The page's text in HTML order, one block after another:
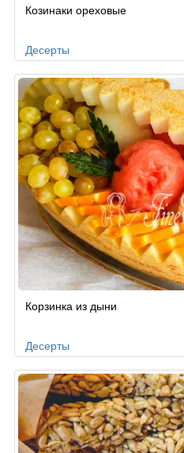
Козинаки ореховые
Десерты
Корзинка из дыни
Десерты